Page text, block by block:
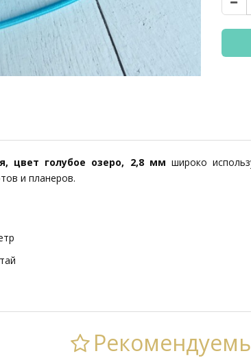
цвет голубое озеро, 2,8 мм широко
и планеров.